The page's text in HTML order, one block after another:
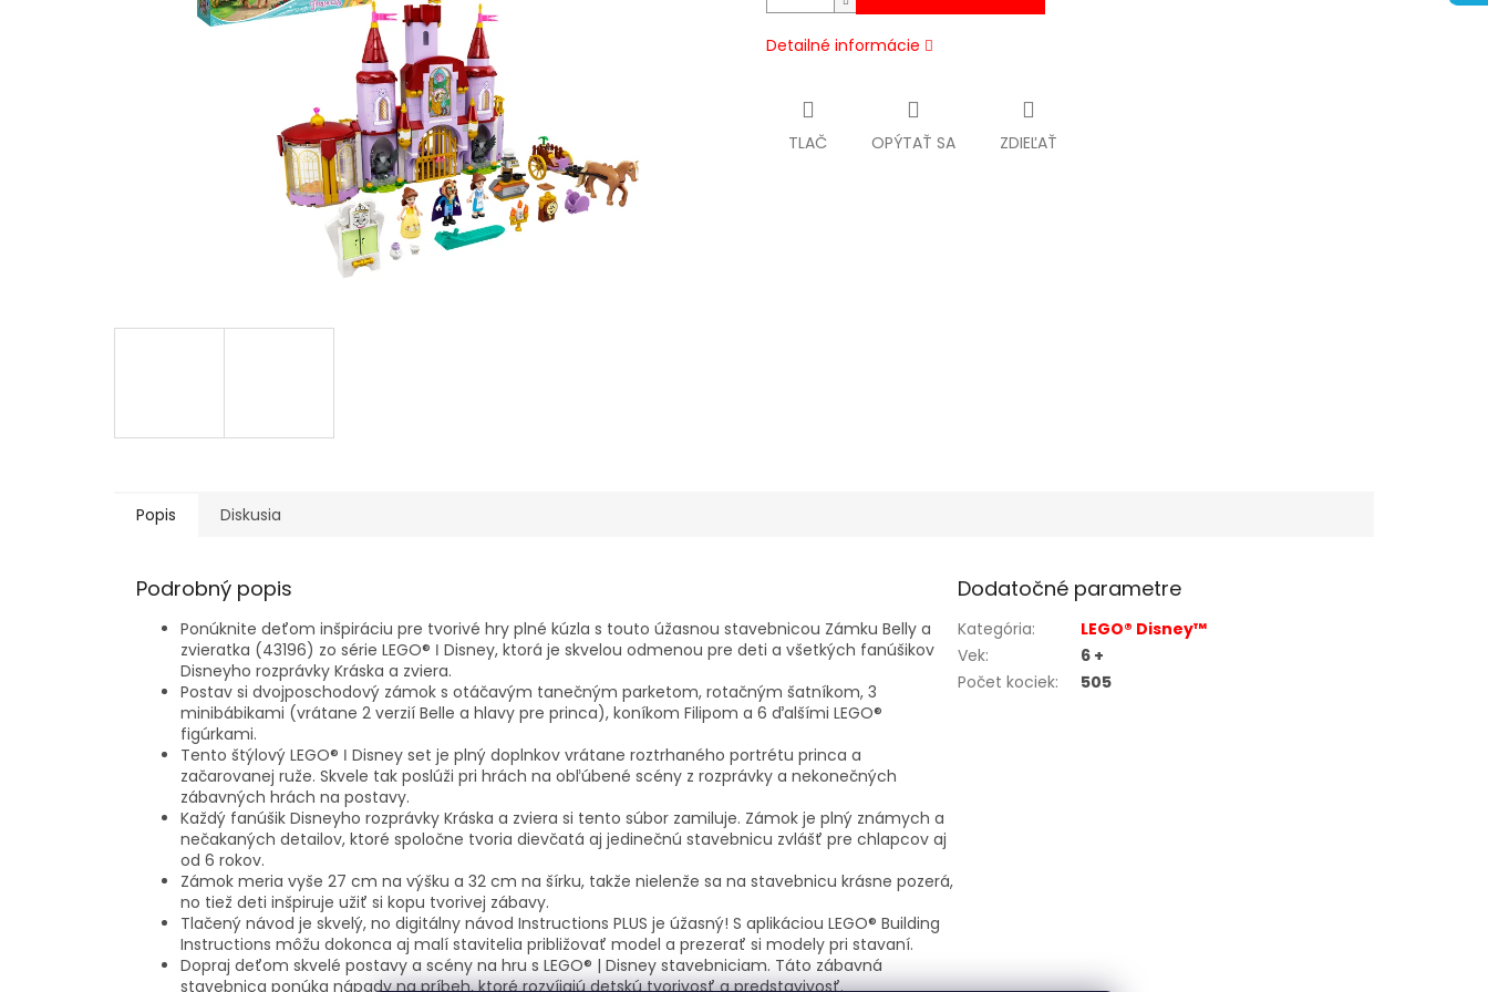
Detailné informácie
TLAČ OPÝTAŤ SA ZDIEĽAŤ
Popis Diskusia
Podrobný popis
Ponúknite deťom inšpiráciu pre tvorivé hry plné kúzla s touto úžasnou stavebnicou Zámku Belly a
zvieratka (43196) zo série LEGO® ǀ Disney, ktorá je skvelou odmenou pre deti a všetkých fanúšikov
Disneyho rozprávky Kráska a zviera.
Postav si dvojposchodový zámok s otáčavým tanečným parketom, rotačným šatníkom, 3
minibábikami (vrátane 2 verzií Belle a hlavy pre princa), koníkom Filipom a 6 ďalšími LEGO®
figúrkami.
Tento štýlový LEGO® ǀ Disney set je plný doplnkov vrátane roztrhaného portrétu princa a
začarovanej ruže. Skvele tak poslúži pri hrách na obľúbené scény z rozprávky a nekonečných
zábavných hrách na postavy.
Každý fanúšik Disneyho rozprávky Kráska a zviera si tento súbor zamiluje. Zámok je plný známych a
nečakaných detailov, ktoré spoločne tvoria dievčatá aj jedinečnú stavebnicu zvlášť pre chlapcov aj
od 6 rokov.
Zámok meria vyše 27 cm na výšku a 32 cm na šírku, takže nielenže sa na stavebnicu krásne pozerá,
no tiež deti inšpiruje užiť si kopu tvorivej zábavy.
Tlačený návod je skvelý, no digitálny návod Instructions PLUS je úžasný! S aplikáciou LEGO® Building
Instructions môžu dokonca aj malí stavitelia približovať model a prezerať si modely pri stavaní.
Dopraj deťom skvelé postavy a scény na hru s LEGO® | Disney stavebniciam. Táto zábavná
stavebnica ponúka nápady na príbeh, ktoré rozvíjajú detskú tvorivosť a predstavivosť.
Dodatočné parametre
Kategória:
LEGO® Disney™
Vek:
6 +
Počet kociek: 505